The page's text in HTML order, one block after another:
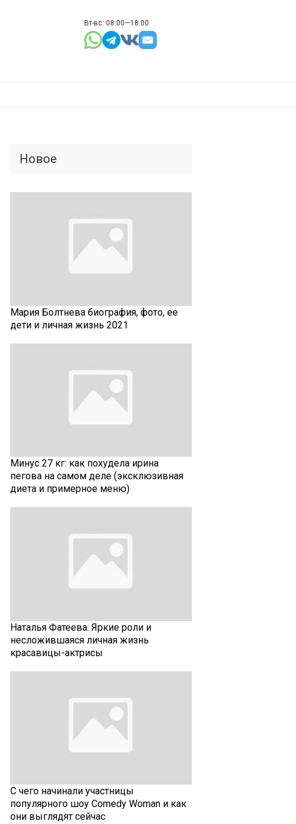
Вт-вс: 08:00—18:00
Новое
Мария Болтнева биография, фото, ее
дети и личная жизнь 2021
Минус 27 кг: как похудела ирина
пегова на самом деле (эксклюзивная
диета и примерное меню)
Наталья Фатеева: Яркие роли и
несложившаяся личная жизнь
красавицы-актрисы
С чего начинали участницы
популярного шоу Comedy Woman и как
они выглядят сейчас